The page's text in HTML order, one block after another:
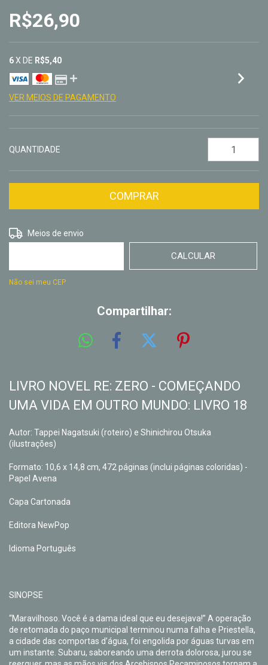
R$26,90
6X DE R$5,40
VER MEIOS DE PAGAMENTO
QUANTIDADE
Entregas para o CEP:
Meios de envio
CALCULAR
Não sei meu CEP
Compartilhar:
LIVRO NOVEL RE: ZERO - COMEÇANDO
UMA VIDA EM OUTRO MUNDO: LIVRO 18
Autor: Tappei Nagatsuki (roteiro) e Shinichirou Otsuka
(ilustrações)
Formato: 10,6 x 14,8 cm, 472 páginas (inclui páginas coloridas) -
Papel Avena
Capa Cartonada
Editora NewPop
Idioma Português
SINOPSE
“Maravilhoso. Você é a dama ideal que eu desejava!” A operação
de retomada do paço municipal terminou numa falha e Priestella,
a cidade das comportas d’água, foi engolida por águas turvas em
um instante. Subaru, saboreando uma derrota dolorosa, jurou se